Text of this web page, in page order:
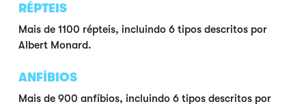
RÉPTEIS
Mais de 1100 répteis, incluindo 6 tipos descritos por
Albert Monard.
ANFÍBIOS
Mais de 900 anfíbios, incluindo 6 tipos descritos por